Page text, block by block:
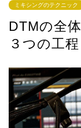
ミキシングのテクニック
DTMの全
３つの工程